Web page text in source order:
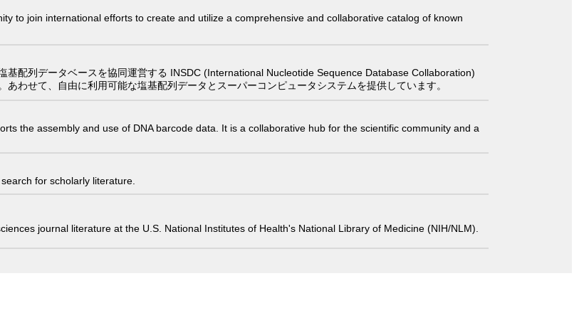
to join international efforts to create and utilize a comprehensive and collaborative catalog of known
基配列データベースを協同運営する INSDC (International Nucleotide Sequence Database Collaboration)
わせて、自由に利用可能な塩基配列データとスーパーコンピュータシステムを提供しています。
the assembly and use of DNA barcode data. It is a collaborative hub for the scientific community and a
for scholarly literature.
journal literature at the U.S. National Institutes of Health's National Library of Medicine (NIH/NLM).